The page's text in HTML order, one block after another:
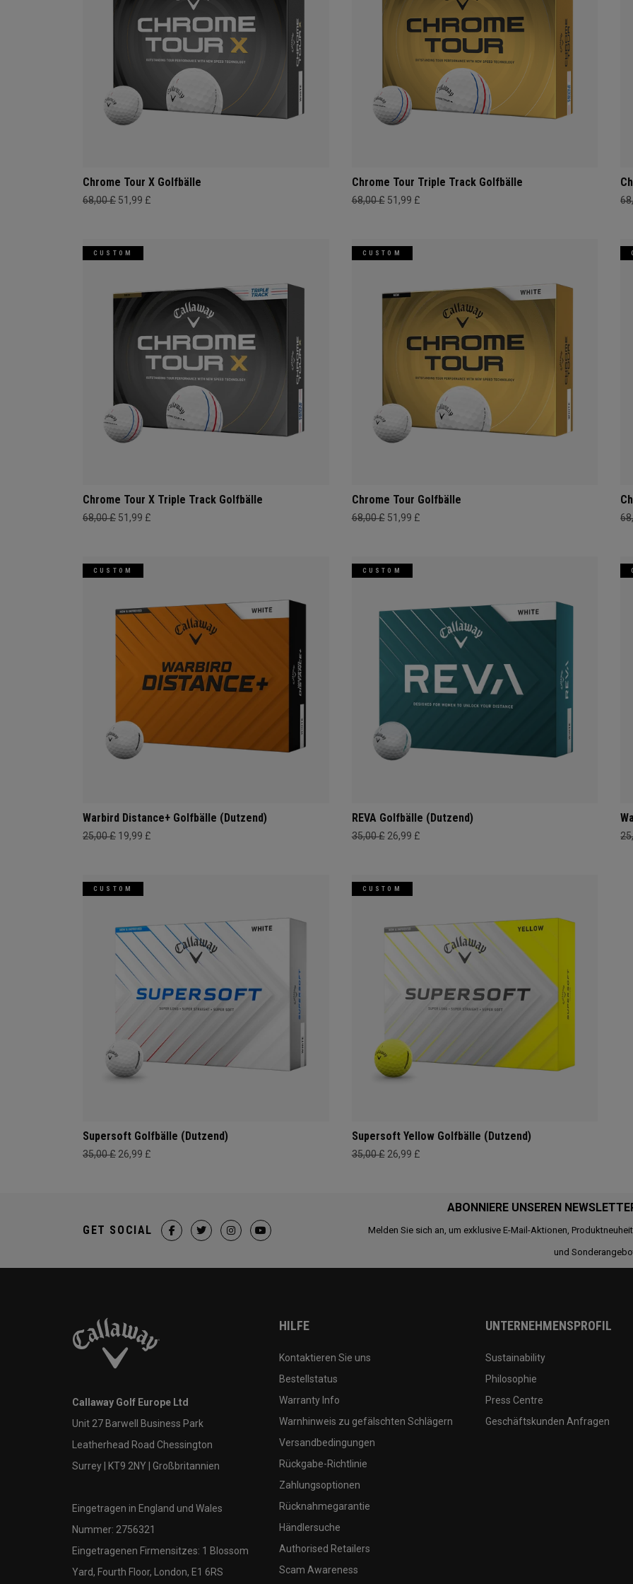
Chrome Tour X Golfbälle
68,00 £ 51,99 £
Chrome Tour Triple Track Golfbälle
68,00 £ 51,99 £
CUSTOM
Chrome Tour X Triple Track Golfbälle
68,00 £ 51,99 £
CUSTOM
Chrome Tour Golfbälle
68,00 £ 51,99 £
CUSTOM
Warbird Distance+ Golfbälle (Dutzend)
25,00 £ 19,99 £
CUSTOM
REVA Golfbälle (Dutzend)
35,00 £ 26,99 £
CUSTOM
Supersoft Golfbälle (Dutzend)
35,00 £ 26,99 £
CUSTOM
Supersoft Yellow Golfbälle (Dutzend)
35,00 £ 26,99 £
ABONNIERE UNSEREN
Melden Sie sich an, um exklusive E-Mail-Aktionen,
und
GET SOCIAL
Callaway Golf Europe Ltd
Unit 27 Barwell Business Park
Leatherhead Road Chessington
Surrey | KT9 2NY | Großbritannien
Eingetragen in England und Wales
Nummer: 2756321
Eingetragenen Firmensitzes: 1 Blossom
Yard, Fourth Floor, London, E1 6RS
HILFE
Kontaktieren Sie uns
Bestellstatus
Warranty Info
Warnhinweis zu gefälschten Schlägern
Versandbedingungen
Rückgabe-Richtlinie
Zahlungsoptionen
Rücknahmegarantie
Händlersuche
Authorised Retailers
Scam Awareness
UNTERNEHMENSPROFIL
Sustainability
Philosophie
Press Centre
Geschäftskunden Anfragen